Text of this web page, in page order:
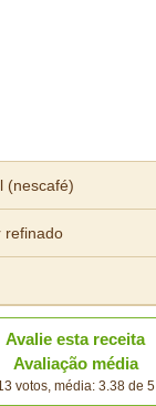
(nescafé)
refinado
Avalie esta receita
Avaliação média
votos, média: 3.38 de 5